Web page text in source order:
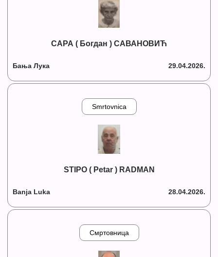
САРА ( Богдан ) САВАНОВИЋ
Бања Лука 29.04.2026.
Smrtovnica
STIPO ( Petar ) RADMAN
Banja Luka 28.04.2026.
Смртовница